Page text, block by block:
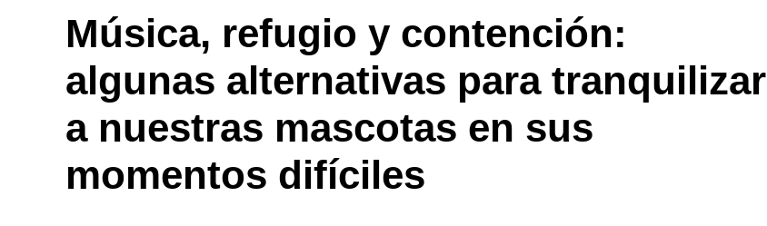
Música, refugio y contención:
algunas alternativas para tranquilizar
a nuestras mascotas en sus
momentos difíciles